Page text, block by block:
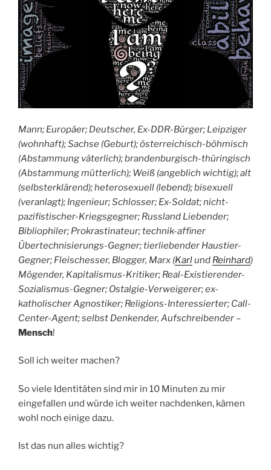
Mann; Europäer; Deutscher, Ex-DDR-Bürger; Leipziger
(wohnhaft); Sachse (Geburt); österreichisch-böhmisch
(Abstammung väterlich); brandenburgisch-thüringisch
(Abstammung mütterlich); Weiß (angeblich wichtig); alt
(selbsterklärend); heterosexuell (lebend); bisexuell
(veranlagt); Ingenieur; Schlosser; Ex-Soldat; nicht-
pazifistischer-Kriegsgegner; Russland Liebender;
Bibliophiler; Prokrastinateur; technik-affiner
Übertechnisierungs-Gegner; tierliebender Haustier-
Gegner; Fleischesser, Blogger, Marx (Karlund Reinhard)
Mögender, Kapitalismus-Kritiker; Real-Existierender-
Sozialismus-Gegner; Ostalgie-Verweigerer; ex-
katholischer Agnostiker; Religions-Interessierter; Call-
Center-Agent; selbst Denkender, Aufschreibender –
Mensch!
Soll ich weiter machen?
So viele Identitäten sind mir in 10 Minuten zu mir
eingefallen und würde ich weiter nachdenken, kämen
wohl noch einige dazu.
Ist das nun alles wichtig?